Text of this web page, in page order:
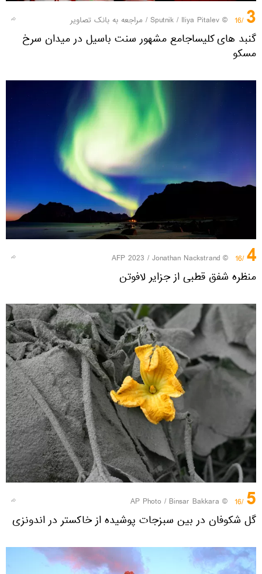
3
/16
© Sputnik / Iliya Pitalev
/ مراجعه به بانک تصاویر
گنبد های کلیساجامع مشهور سنت باسیل در میدان سرخ
مسکو
4
/16
© AFP 2023 / Jonathan Nackstrand
منظره شفق قطبی از جزایر لافوتن
5
/16
© AP Photo / Binsar Bakkara
گل شکوفان در بین سبزجات پوشیده از خاکستر در اندونزی